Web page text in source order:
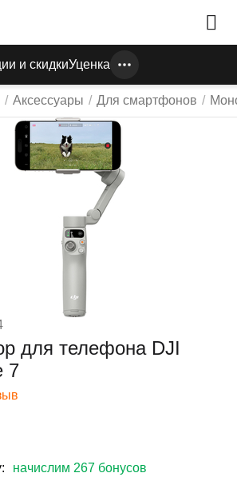
и скидкиУценка
/ Аксессуары / Для смартфонов /
для телефона DJI
7
начислим 267 бонусов